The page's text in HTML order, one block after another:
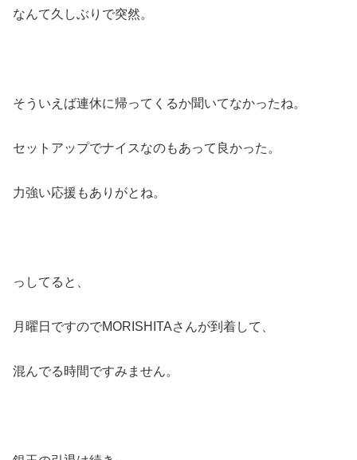
なんて久しぶりで突然。
そういえば連休に帰ってくるか聞いてなかったね。
セットアップでナイスなのもあって良かった。
力強い応援もありがとね。
っしてると、
月曜日ですのでMORISHITAさんが到着して、
混んでる時間ですみません。